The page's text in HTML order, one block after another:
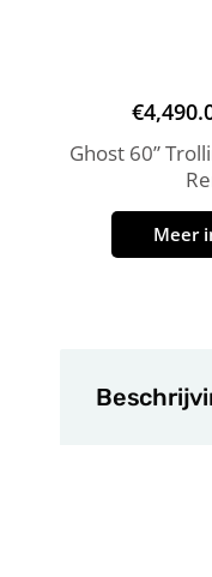
€
Ghost 60”
Meer